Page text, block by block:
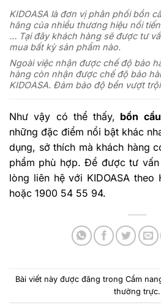
KIDOASA là đơn vị phân phối bồn
hãng của nhiều thương hiệu nổi
… Tại đây khách hàng sẽ được tư
mua bất kỳ sản phẩm nào.
Ngoài việc nhận được chế độ bảo
hàng còn nhận được chế độ bảo
KIDOASA. Đảm bảo độ bền vượt
Như vậy có thể thấy, bồn
những đặc điểm nổi bật khác
dụng, sở thích mà khách hàng
phẩm phù hợp. Để được tư
lòng liên hệ với KIDOASA theo
hoặc 1900 54 55 94.
Bài viết này được đăng trong Cẩm
thường trực.